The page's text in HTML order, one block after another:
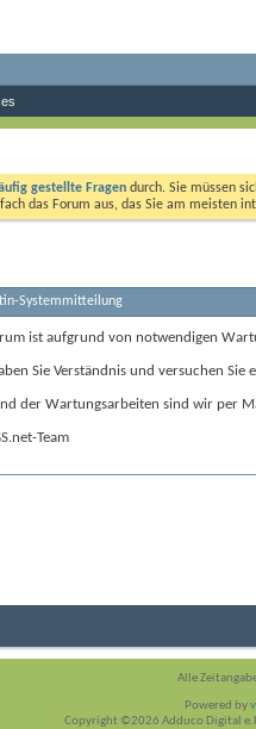
gestellte Fragen durch. Sie müssen
das Forum aus, das Sie am meisten
Systemmitteilung
ist aufgrund von notwendigen
Sie Verständnis und versuchen Sie
der Wartungsarbeiten sind wir per
Team
Alle
Powered by
Copyright ©2026 Adduco Digital